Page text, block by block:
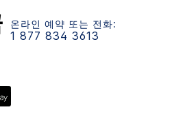
온라인 예약 또는 전화:
1 877 834 3613